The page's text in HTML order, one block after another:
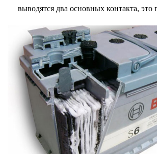
выводятся два основных контакта,